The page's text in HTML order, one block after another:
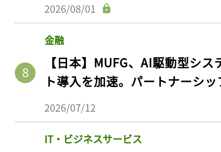
2026/08/01
金融
【日本】MUFG、AI駆動型シ
ト導入を加速。パートナーシ
2026/07/12
IT・ビジネスサービス